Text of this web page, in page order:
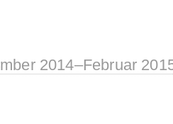
2014–Februar